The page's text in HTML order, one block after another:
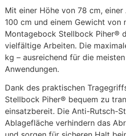
Mit einer Höhe von 78 cm,
100 cm und einem Gewicht von
Montagebock Stellbock Piher®
vielfältige Arbeiten. Die
kg – ausreichend für die
Anwendungen.
Dank des praktischen
Stellbock Piher® bequem zu
einsatzbereit. Die Anti-Rutsch-
Ablagefläche verhindern das